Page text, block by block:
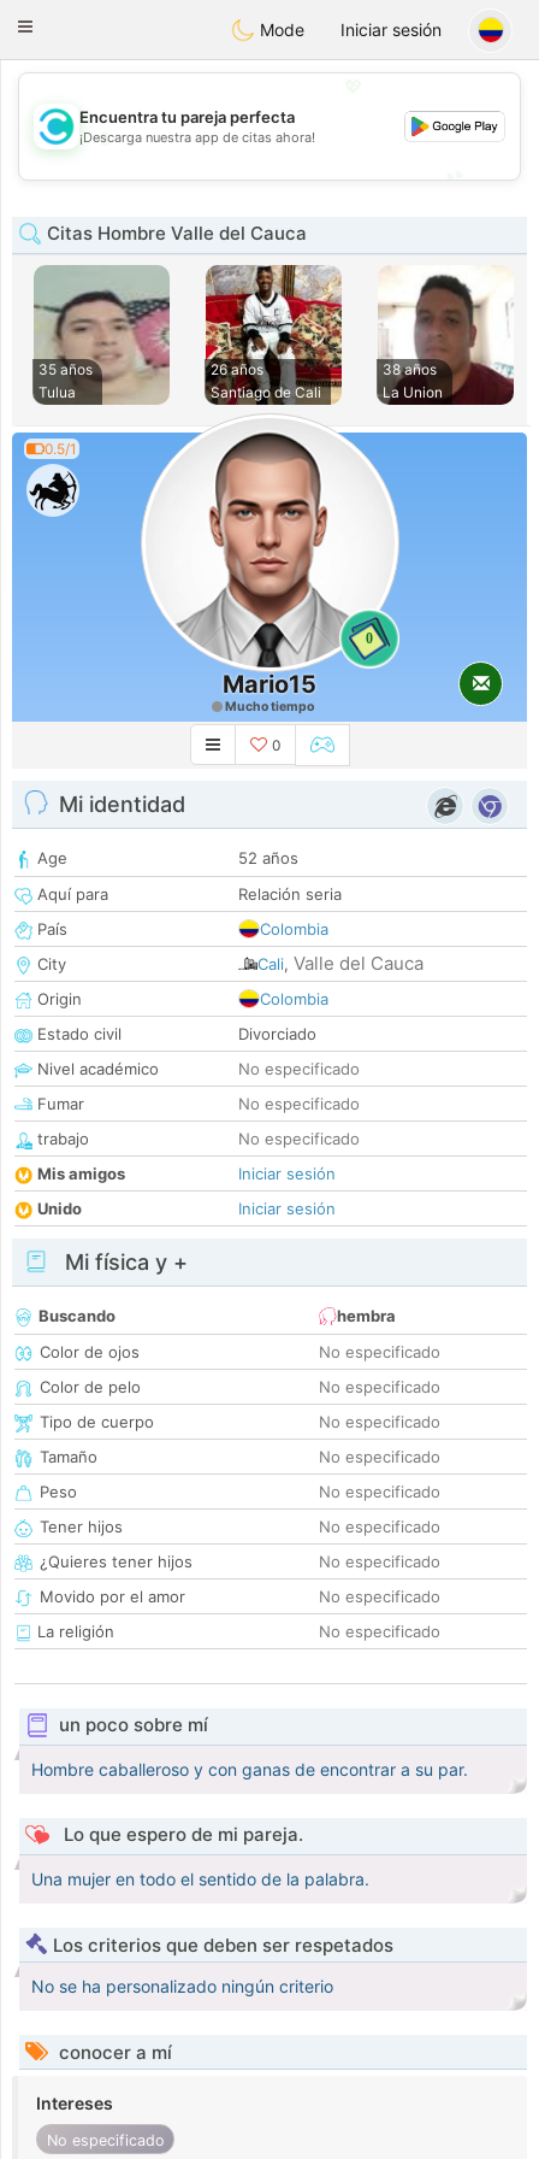
olombiaCitas
Toggle
Mode Iniciar sesión
💖
💕
Encuentra tu pareja perfecta
¡Descarga nuestra app de citas ahora!
Citas Hombre Valle del Cauca
35 años
Tulua
26 años
Santiago de Cali
38 años
La Union
0.5/1
0
Mario15
Mucho tiempo
0
Mi identidad
Age
52 años
Aquí para
Relación seria
País
Colombia
City
Cali, Valle del Cauca
Origin
Colombia
Estado civil
Divorciado
Nivel académico
No especificado
Fumar
No especificado
trabajo
No especificado
Mis amigos
Iniciar sesión
Unido
Iniciar sesión
Mi física y +
Buscando
hembra
Color de ojos
No especificado
Color de pelo
No especificado
Tipo de cuerpo
No especificado
Tamaño
No especificado
Peso
No especificado
Tener hijos
No especificado
¿Quieres tener hijos
No especificado
Movido por el amor
No especificado
La religión
No especificado
un poco sobre mí
Hombre caballeroso y con ganas de encontrar a su par.
Lo que espero de mi pareja.
Una mujer en todo el sentido de la palabra.
Los criterios que deben ser respetados
No se ha personalizado ningún criterio
conocer a mí
Intereses
No especificado